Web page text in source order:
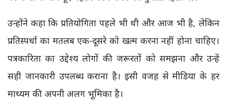
उन्होंने कहा कि प्रतियोगिता पहले भी थी और आज भी है, लेकिन
प्रतिस्पर्धा का मतलब एक-दूसरे को खत्म करना नहीं होना चाहिए।
पत्रकारिता का उद्देश्य लोगों की जरूरतों को समझना और उन्हें
सही जानकारी उपलब्ध कराना है। इसी वजह से मीडिया के हर
माध्यम की अपनी अलग भूमिका है।